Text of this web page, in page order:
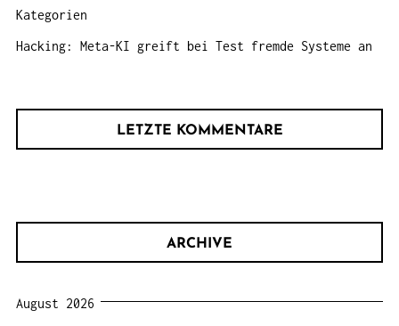
Kategorien
Hacking: Meta-KI greift bei Test fremde Systeme an
LETZTE KOMMENTARE
ARCHIVE
August 2026